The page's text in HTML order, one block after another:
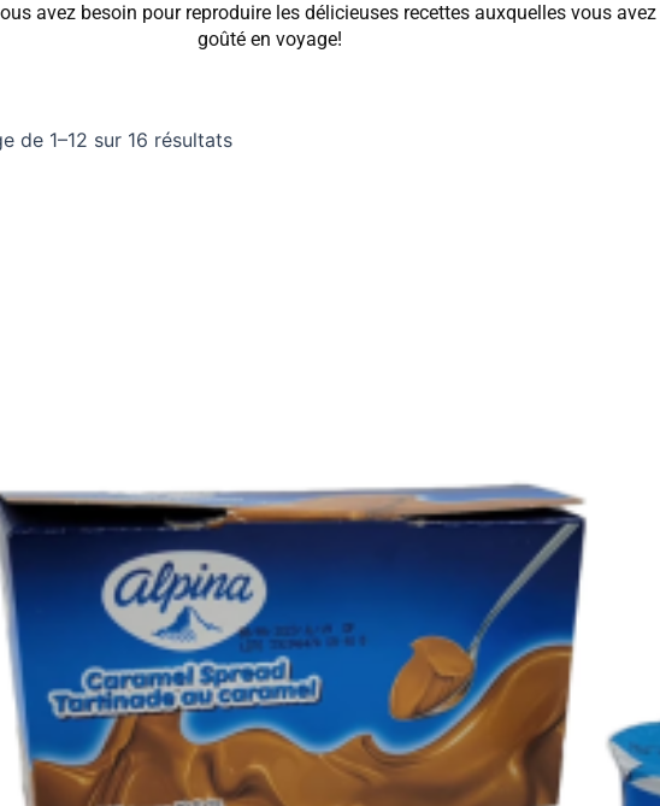
avez besoin pour reproduire les délicieuses recettes auxquelles vous avez
goûté en voyage!
de 1–12 sur 16 résultatsTrié